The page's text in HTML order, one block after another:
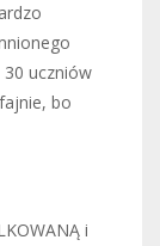
uczniów
bo
i